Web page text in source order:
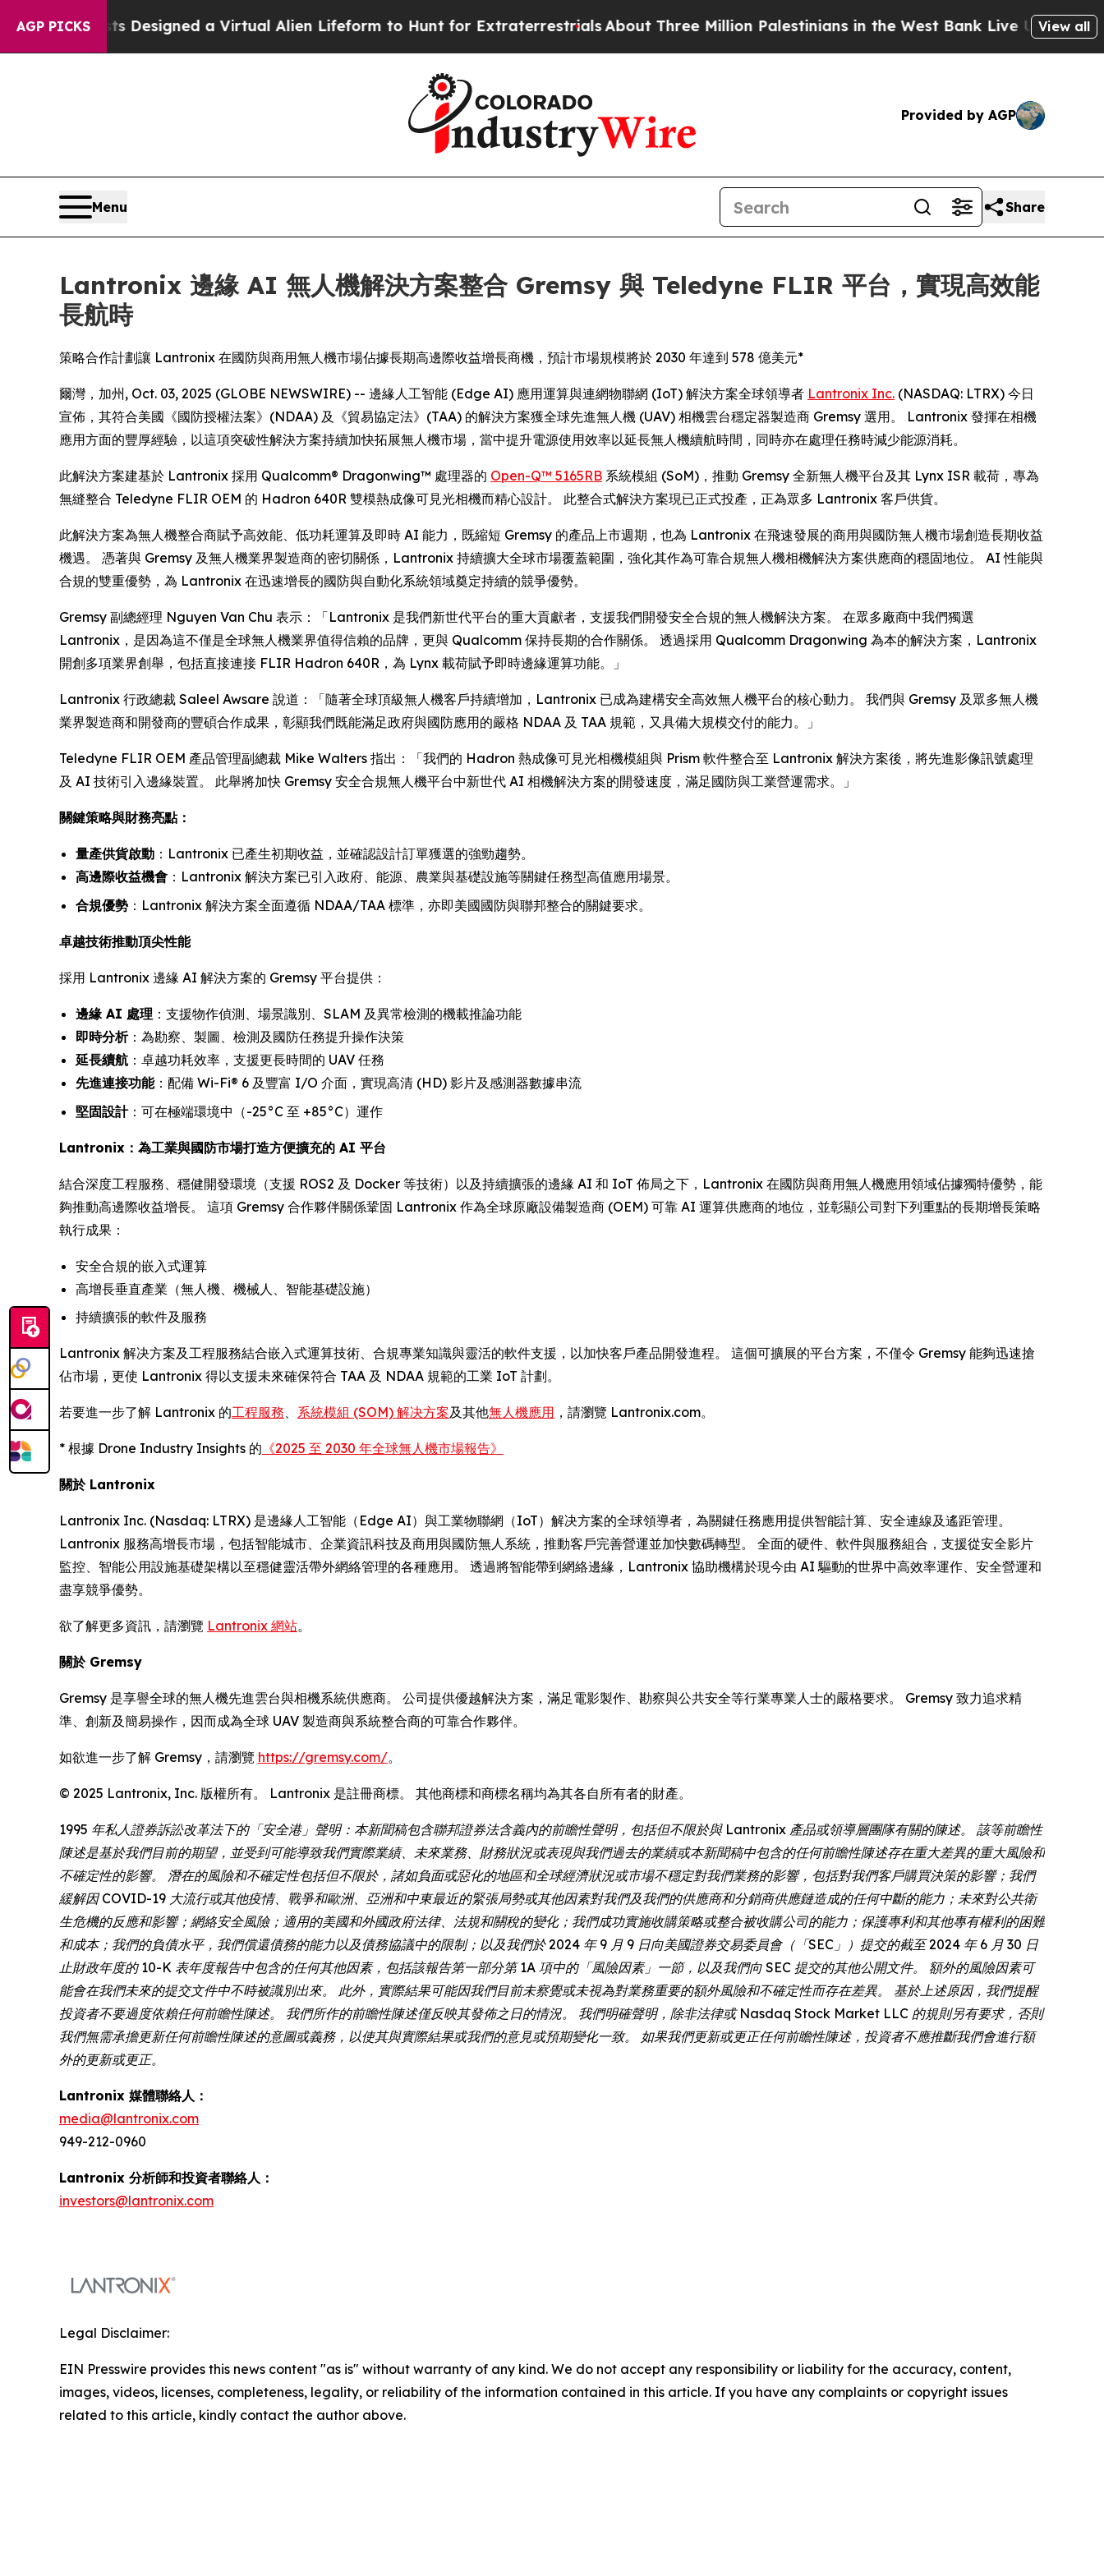
AGP PICKS
Designed a Virtual Alien Lifeform to Hunt for ExtraterrestrialsAbout Three Million Palestinians in the West Bank Live Under IsraeliView all
Provided by AGP
Menu Share
Lantronix 邊緣 AI 無人機解決方案整合 Gremsy 與 Teledyne FLIR 平台，實現高效能
長航時
策略合作計劃讓 Lantronix 在國防與商用無人機市場佔據長期高邊際收益增長商機，預計市場規模將於 2030 年達到 578 億美元*
爾灣，加州, Oct. 03, 2025 (GLOBE NEWSWIRE) -- 邊緣人工智能 (Edge AI) 應用運算與連網物聯網 (IoT) 解決方案全球領導者 Lantronix Inc. (NASDAQ: LTRX) 今日
宣佈，其符合美國《國防授權法案》(NDAA) 及《貿易協定法》(TAA) 的解決方案獲全球先進無人機 (UAV) 相機雲台穩定器製造商 Gremsy 選用。 Lantronix 發揮在相機
應用方面的豐厚經驗，以這項突破性解決方案持續加快拓展無人機市場，當中提升電源使用效率以延長無人機續航時間，同時亦在處理任務時減少能源消耗。
此解決方案建基於 Lantronix 採用 Qualcomm® Dragonwing™ 處理器的 Open-Q™ 5165RB 系統模組 (SoM)，推動 Gremsy 全新無人機平台及其 Lynx ISR 載荷，專為
無縫整合 Teledyne FLIR OEM 的 Hadron 640R 雙模熱成像可見光相機而精心設計。 此整合式解決方案現已正式投產，正為眾多 Lantronix 客戶供貨。
此解決方案為無人機整合商賦予高效能、低功耗運算及即時 AI 能力，既縮短 Gremsy 的產品上市週期，也為 Lantronix 在飛速發展的商用與國防無人機市場創造長期收益
機遇。 憑著與 Gremsy 及無人機業界製造商的密切關係，Lantronix 持續擴大全球市場覆蓋範圍，強化其作為可靠合規無人機相機解決方案供應商的穩固地位。 AI 性能與
合規的雙重優勢，為 Lantronix 在迅速增長的國防與自動化系統領域奠定持續的競爭優勢。
Gremsy 副總經理 Nguyen Van Chu 表示：「Lantronix 是我們新世代平台的重大貢獻者，支援我們開發安全合規的無人機解決方案。 在眾多廠商中我們獨選
Lantronix，是因為這不僅是全球無人機業界值得信賴的品牌，更與 Qualcomm 保持長期的合作關係。 透過採用 Qualcomm Dragonwing 為本的解決方案，Lantronix
開創多項業界創舉，包括直接連接 FLIR Hadron 640R，為 Lynx 載荷賦予即時邊緣運算功能。」
Lantronix 行政總裁 Saleel Awsare 說道：「隨著全球頂級無人機客戶持續增加，Lantronix 已成為建構安全高效無人機平台的核心動力。 我們與 Gremsy 及眾多無人機
業界製造商和開發商的豐碩合作成果，彰顯我們既能滿足政府與國防應用的嚴格 NDAA 及 TAA 規範，又具備大規模交付的能力。」
Teledyne FLIR OEM 產品管理副總裁 Mike Walters 指出：「我們的 Hadron 熱成像可見光相機模組與 Prism 軟件整合至 Lantronix 解決方案後，將先進影像訊號處理
及 AI 技術引入邊緣裝置。 此舉將加快 Gremsy 安全合規無人機平台中新世代 AI 相機解決方案的開發速度，滿足國防與工業營運需求。」
關鍵策略與財務亮點：
量產供貨啟動 ：Lantronix 已產生初期收益，並確認設計訂單獲選的強勁趨勢。
高邊際收益機會 ：Lantronix 解決方案已引入政府、能源、農業與基礎設施等關鍵任務型高值應用場景。
合規優勢 ：Lantronix 解決方案全面遵循 NDAA/TAA 標準，亦即美國國防與聯邦整合的關鍵要求。
卓越技術推動頂尖性能
採用 Lantronix 邊緣 AI 解決方案的 Gremsy 平台提供：
邊緣 AI 處理 ：支援物作偵測、場景識別、SLAM 及異常檢測的機載推論功能
即時分析：為勘察、製圖、檢測及國防任務提升操作決策
延長續航 ：卓越功耗效率，支援更長時間的 UAV 任務
先進連接功能：配備 Wi-Fi® 6 及豐富 I/O 介面，實現高清 (HD) 影片及感測器數據串流
堅固設計：可在極端環境中（-25°C 至 +85°C）運作
Lantronix：為工業與國防市場打造方便擴充的 AI 平台
結合深度工程服務、穩健開發環境（支援 ROS2 及 Docker 等技術）以及持續擴張的邊緣 AI 和 IoT 佈局之下，Lantronix 在國防與商用無人機應用領域佔據獨特優勢，能
夠推動高邊際收益增長。 這項 Gremsy 合作夥伴關係鞏固 Lantronix 作為全球原廠設備製造商 (OEM) 可靠 AI 運算供應商的地位，並彰顯公司對下列重點的長期增長策略
執行成果：
安全合規的嵌入式運算
高增長垂直產業（無人機、機械人、智能基礎設施）
持續擴張的軟件及服務
Lantronix 解决方案及工程服務結合嵌入式運算技術、合規專業知識與靈活的軟件支援，以加快客戶產品開發進程。 這個可擴展的平台方案，不僅令 Gremsy 能夠迅速搶
佔市場，更使 Lantronix 得以支援未來確保符合 TAA 及 NDAA 規範的工業 IoT 計劃。
若要進一步了解 Lantronix 的工程服務、 系統模組 (SOM) 解决方案及其他無人機應用 ，請瀏覽 Lantronix.com。
* 根據 Drone Industry Insights 的 《2025 至 2030 年全球無人機市場報告》
關於 Lantronix
Lantronix Inc. (Nasdaq: LTRX) 是邊緣人工智能（Edge AI）與工業物聯網（IoT）解决方案的全球領導者，為關鍵任務應用提供智能計算、安全連線及遙距管理。
Lantronix 服務高增長市場，包括智能城市、企業資訊科技及商用與國防無人系統，推動客戶完善營運並加快數碼轉型。 全面的硬件、軟件與服務組合，支援從安全影片
監控、智能公用設施基礎架構以至穩健靈活帶外網絡管理的各種應用。 透過將智能帶到網絡邊緣，Lantronix 協助機構於現今由 AI 驅動的世界中高效率運作、安全營運和
盡享競爭優勢。
欲了解更多資訊，請瀏覽 Lantronix 網站。
關於 Gremsy
Gremsy 是享譽全球的無人機先進雲台與相機系統供應商。 公司提供優越解決方案，滿足電影製作、勘察與公共安全等行業專業人士的嚴格要求。 Gremsy 致力追求精
準、創新及簡易操作，因而成為全球 UAV 製造商與系統整合商的可靠合作夥伴。
如欲進一步了解 Gremsy，請瀏覽 https://gremsy.com/。
© 2025 Lantronix, Inc. 版權所有。 Lantronix 是註冊商標。 其他商標和商標名稱均為其各自所有者的財產。
1995 年私人證券訴訟改革法下的「安全港」聲明：本新聞稿包含聯邦證券法含義內的前瞻性聲明，包括但不限於與 Lantronix 產品或領導層團隊有關的陳述。 該等前瞻性
陳述是基於我們目前的期望，並受到可能導致我們實際業績、未來業務、財務狀況或表現與我們過去的業績或本新聞稿中包含的任何前瞻性陳述存在重大差異的重大風險和
不確定性的影響。 潛在的風險和不確定性包括但不限於，諸如負面或惡化的地區和全球經濟狀況或市場不穩定對我們業務的影響，包括對我們客戶購買決策的影響；我們
緩解因 COVID-19 大流行或其他疫情、戰爭和歐洲、亞洲和中東最近的緊張局勢或其他因素對我們及我們的供應商和分銷商供應鏈造成的任何中斷的能力；未來對公共衛
生危機的反應和影響；網絡安全風險；適用的美國和外國政府法律、法規和關稅的變化；我們成功實施收購策略或整合被收購公司的能力；保護專利和其他專有權利的困難
和成本；我們的負債水平，我們償還債務的能力以及債務協議中的限制；以及我們於 2024 年 9 月 9 日向美國證券交易委員會（「SEC」）提交的截至 2024 年 6 月 30 日
止財政年度的 10-K 表年度報告中包含的任何其他因素，包括該報告第一部分第 1A 項中的「風險因素」一節，以及我們向 SEC 提交的其他公開文件。 額外的風險因素可
能會在我們未來的提交文件中不時被識別出來。 此外，實際結果可能因我們目前未察覺或未視為對業務重要的額外風險和不確定性而存在差異。 基於上述原因，我們提醒
投資者不要過度依賴任何前瞻性陳述。 我們所作的前瞻性陳述僅反映其發佈之日的情況。 我們明確聲明，除非法律或 Nasdaq Stock Market LLC 的規則另有要求，否則
我們無需承擔更新任何前瞻性陳述的意圖或義務，以使其與實際結果或我們的意見或預期變化一致。 如果我們更新或更正任何前瞻性陳述，投資者不應推斷我們會進行額
外的更新或更正。
Lantronix 媒體聯絡人：
media@lantronix.com
949-212-0960
Lantronix 分析師和投資者聯絡人：
investors@lantronix.com
Legal Disclaimer:
EIN Presswire provides this news content "as is" without warranty of any kind. We do not accept any responsibility or liability for the accuracy, content,
images, videos, licenses, completeness, legality, or reliability of the information contained in this article. If you have any complaints or copyright issues
related to this article, kindly contact the author above.